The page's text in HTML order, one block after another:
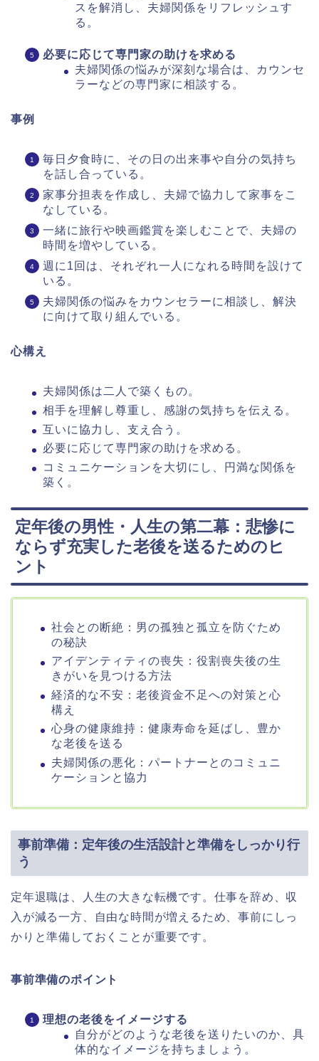
スを解消し、夫婦関係をリフレッシュす
る。
必要に応じて専門家の助けを求める
夫婦関係の悩みが深刻な場合は、カウンセ
ラーなどの専門家に相談する。
事例
毎日夕食時に、その日の出来事や自分の気持ち
を話し合っている。
家事分担表を作成し、夫婦で協力して家事をこ
なしている。
一緒に旅行や映画鑑賞を楽しむことで、夫婦の
時間を増やしている。
週に1回は、それぞれ一人になれる時間を設けて
いる。
夫婦関係の悩みをカウンセラーに相談し、解決
に向けて取り組んでいる。
心構え
夫婦関係は二人で築くもの。
相手を理解し尊重し、感謝の気持ちを伝える。
互いに協力し、支え合う。
必要に応じて専門家の助けを求める。
コミュニケーションを大切にし、円満な関係を
築く。
定年後の男性・人生の第二幕：悲惨に
ならず充実した老後を送るためのヒ
ント
社会との断絶：男の孤独と孤立を防ぐため
の秘訣
アイデンティティの喪失：役割喪失後の生
きがいを見つける方法
経済的な不安：老後資金不足への対策と心
構え
心身の健康維持：健康寿命を延ばし、豊か
な老後を送る
夫婦関係の悪化：パートナーとのコミュニ
ケーションと協力
事前準備：定年後の生活設計と準備をしっかり行
う
定年退職は、人生の大きな転機です。仕事を辞め、収
入が減る一方、自由な時間が増えるため、事前にしっ
かりと準備しておくことが重要です。
事前準備のポイント
理想の老後をイメージする
自分がどのような老後を送りたいのか、具
体的なイメージを持ちましょう。